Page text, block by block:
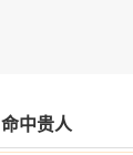
命中贵人